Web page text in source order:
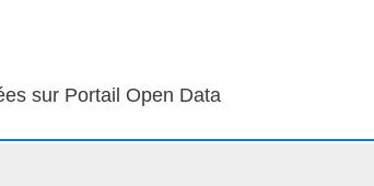
sur Portail Open Data